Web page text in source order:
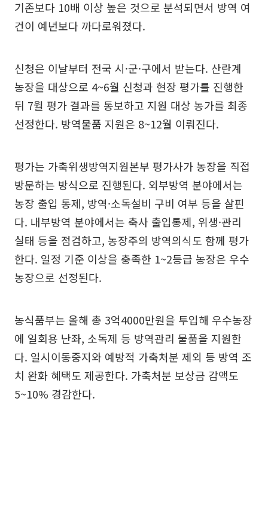
기존보다 10배 이상 높은 것으로 분석되면서 방역 여
건이 예년보다 까다로워졌다.
신청은 이날부터 전국 시·군·구에서 받는다. 산란계
농장을 대상으로 4~6월 신청과 현장 평가를 진행한
뒤 7월 평가 결과를 통보하고 지원 대상 농가를 최종
선정한다. 방역물품 지원은 8~12월 이뤄진다.
평가는 가축위생방역지원본부 평가사가 농장을 직접
방문하는 방식으로 진행된다. 외부방역 분야에서는
농장 출입 통제, 방역·소독설비 구비 여부 등을 살핀
다. 내부방역 분야에서는 축사 출입통제, 위생·관리
실태 등을 점검하고, 농장주의 방역의식도 함께 평가
한다. 일정 기준 이상을 충족한 1~2등급 농장은 우수
농장으로 선정된다.
농식품부는 올해 총 3억4000만원을 투입해 우수농장
에 일회용 난좌, 소독제 등 방역관리 물품을 지원한
다. 일시이동중지와 예방적 가축처분 제외 등 방역 조
치 완화 혜택도 제공한다. 가축처분 보상금 감액도
5~10% 경감한다.